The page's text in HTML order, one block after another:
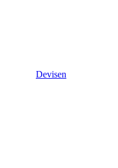
Devisen